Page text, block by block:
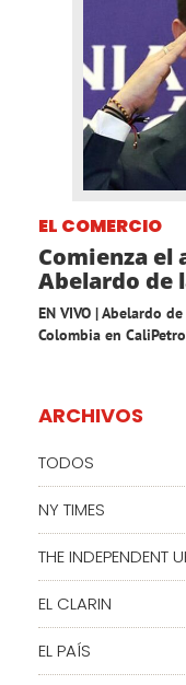
EL COMERCIO
Comienza el
Abelardo de
EN VIVO | Abelardo
Colombia en
ARCHIVOS
TODOS
NY TIMES
THE INDEPENDENT
EL CLARIN
EL PAÍS